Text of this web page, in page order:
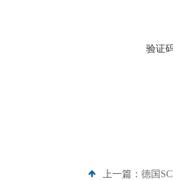
验证
上一篇： 德国